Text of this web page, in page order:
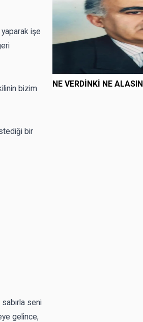
yaparak işe
bizim
bir
seni
gelince,
NE VERDİNKİ NE ALASIN